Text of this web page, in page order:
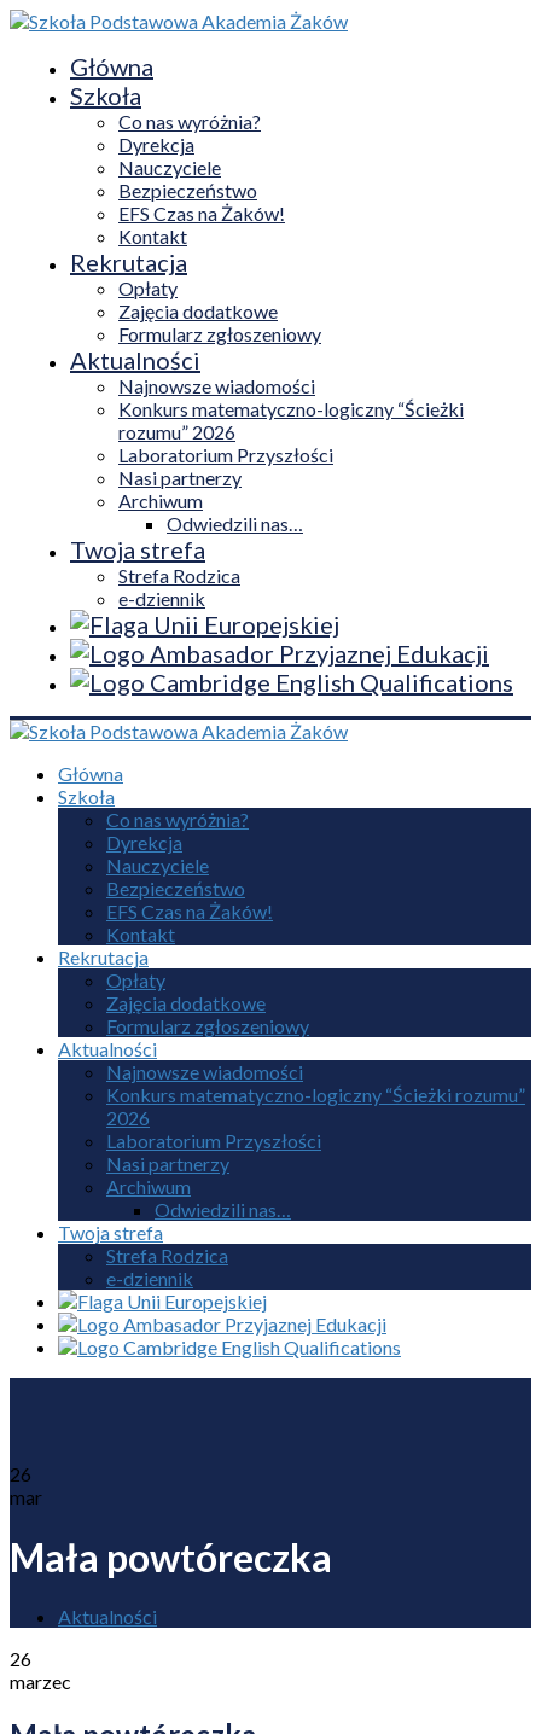
Główna
Szkoła
Co nas wyróżnia?
Dyrekcja
Nauczyciele
Bezpieczeństwo
EFS Czas na Żaków!
Kontakt
Rekrutacja
Opłaty
Zajęcia dodatkowe
Formularz zgłoszeniowy
Aktualności
Najnowsze wiadomości
Konkurs matematyczno-logiczny “Ścieżki
rozumu” 2026
Laboratorium Przyszłości
Nasi partnerzy
Archiwum
Odwiedzili nas…
Twoja strefa
Strefa Rodzica
e-dziennik
Główna
Szkoła
Co nas wyróżnia?
Dyrekcja
Nauczyciele
Bezpieczeństwo
EFS Czas na Żaków!
Kontakt
Rekrutacja
Opłaty
Zajęcia dodatkowe
Formularz zgłoszeniowy
Aktualności
Najnowsze wiadomości
Konkurs matematyczno-logiczny “Ścieżki rozumu”
2026
Laboratorium Przyszłości
Nasi partnerzy
Archiwum
Odwiedzili nas…
Twoja strefa
Strefa Rodzica
e-dziennik
26
mar
Mała powtóreczka
Aktualności
26
marzec